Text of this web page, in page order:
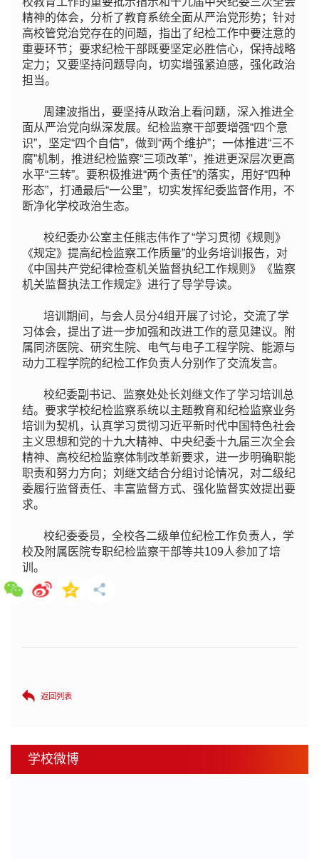
精神的体会，分析了教育系统全面从严治党形势；针对
高校管党治党存在的问题，指出了纪检工作中要注意的
重要环节；要求纪检干部既要坚定必胜信心，保持战略
定力；又要坚持问题导向，切实增强紧迫感，强化政治
担当。
周建波指出，要坚持从政治上看问题，深入推进全
面从严治党向纵深发展。纪检监察干部要增强“四个意
识”，坚定“四个自信”，做到“两个维护”；一体推进“三不
腐”机制，推进纪检监察“三项改革”，推进更深层次更高
水平“三转”。要积极推进“两个责任”的落实，用好“四种
形态”，打通最后“一公里”，切实发挥纪委监督作用，不
断净化学校政治生态。
校纪委办公室主任熊志伟作了“学习贯彻《规则》
《规定》提高纪检监察工作质量”的业务培训报告，对
《中国共产党纪律检查机关监督执纪工作规则》《监察
机关监督执法工作规定》进行了导学导读。
培训期间，与会人员分4组开展了讨论，交流了学
习体会，提出了进一步加强和改进工作的意见建议。附
属同济医院、研究生院、电气与电子工程学院、能源与
动力工程学院的纪检工作负责人分别作了交流发言。
校纪委副书记、监察处处长刘继文作了学习培训总
结。要求学校纪检监察系统以主题教育和纪检监察业务
培训为契机，认真学习贯彻习近平新时代中国特色社会
主义思想和党的十九大精神、中央纪委十九届三次全会
精神、高校纪检监察体制改革新要求，进一步明确职能
职责和努力方向；刘继文结合分组讨论情况，对二级纪
委履行监督责任、丰富监督方式、强化监督实效提出要
求。
校纪委委员，全校各二级单位纪检工作负责人，学
校及附属医院专职纪检监察干部等共109人参加了培
训。
返回列表
学校微博